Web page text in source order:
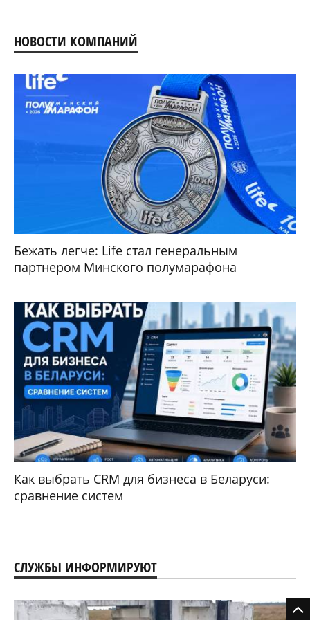
НОВОСТИ КОМПАНИЙ
Бежать легче: Life стал генеральным
партнером Минского полумарафона
Как выбрать CRM для бизнеса в Беларуси:
сравнение систем
СЛУЖБЫ ИНФОРМИРУЮТ